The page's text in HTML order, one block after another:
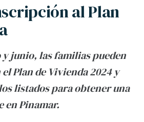
al Plan
junio, las familias pueden
Plan de Vivienda 2024 y
listados para obtener una
en Pinamar.